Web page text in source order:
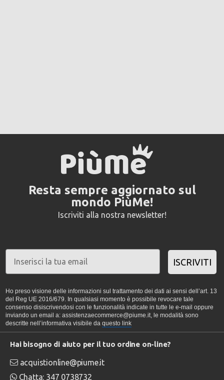
Resta sempre aggiornato sul
mondo PiùMe!
Iscriviti alla nostra newsletter!
ISCRIVITI
Ho preso visione delle informazioni sul trattamento dei dati ai sensi dell’art. 13
del Reg UE 2016/679. In qualsiasi momento è possibile revocare tale
consenso disiscrivendosi con le funzionalità indicate in tutte le e-mail oppure
inviando un email a: assistenzaecommerce@piume.it, le modalità sono
descritte nell’informativa visibile da questo link
Hai bisogno di aiuto per il tuo ordine on-line?
acquistionline@piume.it
Chatta: 347 0738732